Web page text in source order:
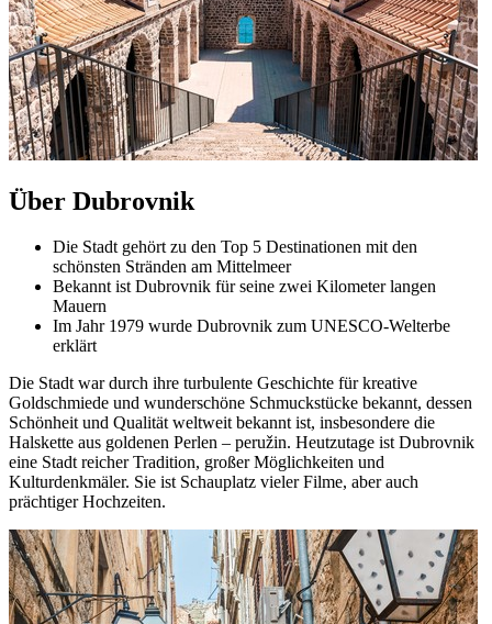
Über Dubrovnik
Die Stadt gehört zu den Top 5 Destinationen mit den
schönsten Stränden am Mittelmeer
Bekannt ist Dubrovnik für seine zwei Kilometer langen
Mauern
Im Jahr 1979 wurde Dubrovnik zum UNESCO-Welterbe
erklärt
Die Stadt war durch ihre turbulente Geschichte für kreative
Goldschmiede und wunderschöne Schmuckstücke bekannt, dessen
Schönheit und Qualität weltweit bekannt ist, insbesondere die
Halskette aus goldenen Perlen – peružin. Heutzutage ist Dubrovnik
eine Stadt reicher Tradition, großer Möglichkeiten und
Kulturdenkmäler. Sie ist Schauplatz vieler Filme, aber auch
prächtiger Hochzeiten.